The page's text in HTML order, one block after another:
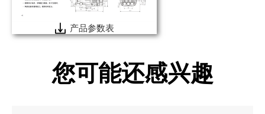
产品参数表
您可能还感兴趣